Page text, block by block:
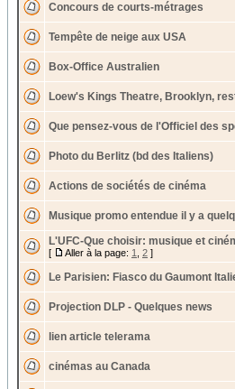
Concours de courts-métrages
Tempête de neige aux USA
Box-Office Australien
Loew's Kings Theatre, Brooklyn,
Que pensez-vous de l'Officiel des
Photo du Berlitz (bd des Italiens)
Actions de sociétés de cinéma
Musique promo entendue il y a
L'UFC-Que choisir: musique et
[ Aller à la page: 1 2 ]
Le Parisien: Fiasco du Gaumont
Projection DLP - Quelques news
lien article telerama
cinémas au Canada